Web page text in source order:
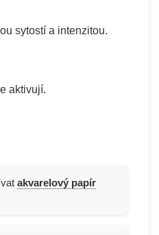
sytostí a intenzitou.
aktivují.
akvarelový papír